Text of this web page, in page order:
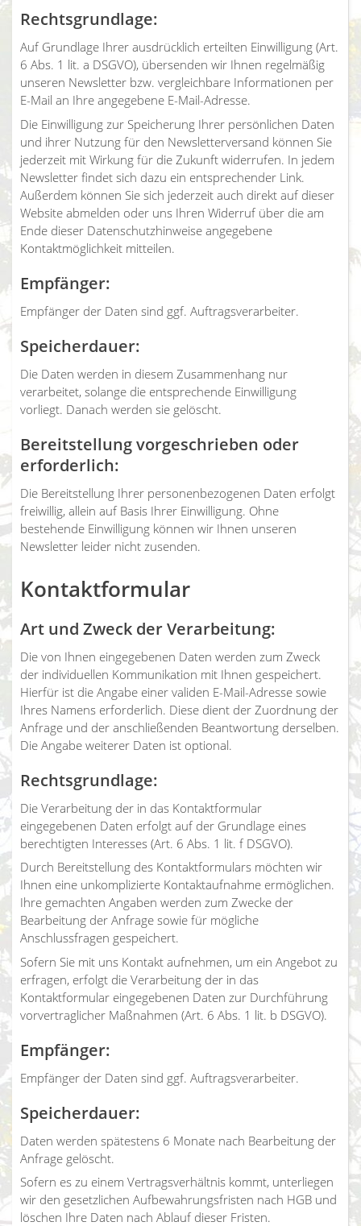
Rechtsgrundlage:
Auf Grundlage Ihrer ausdrücklich erteilten Einwilligung (Art.
6 Abs. 1 lit. a DSGVO), übersenden wir Ihnen regelmäßig
unseren Newsletter bzw. vergleichbare Informationen per
E-Mail an Ihre angegebene E-Mail-Adresse.
Die Einwilligung zur Speicherung Ihrer persönlichen Daten
und ihrer Nutzung für den Newsletterversand können Sie
jederzeit mit Wirkung für die Zukunft widerrufen. In jedem
Newsletter findet sich dazu ein entsprechender Link.
Außerdem können Sie sich jederzeit auch direkt auf dieser
Website abmelden oder uns Ihren Widerruf über die am
Ende dieser Datenschutzhinweise angegebene
Kontaktmöglichkeit mitteilen.
Empfänger:
Empfänger der Daten sind ggf. Auftragsverarbeiter.
Speicherdauer:
Die Daten werden in diesem Zusammenhang nur
verarbeitet, solange die entsprechende Einwilligung
vorliegt. Danach werden sie gelöscht.
Bereitstellung vorgeschrieben oder
erforderlich:
Die Bereitstellung Ihrer personenbezogenen Daten erfolgt
freiwillig, allein auf Basis Ihrer Einwilligung. Ohne
bestehende Einwilligung können wir Ihnen unseren
Newsletter leider nicht zusenden.
Kontaktformular
Art und Zweck der Verarbeitung:
Die von Ihnen eingegebenen Daten werden zum Zweck
der individuellen Kommunikation mit Ihnen gespeichert.
Hierfür ist die Angabe einer validen E-Mail-Adresse sowie
Ihres Namens erforderlich. Diese dient der Zuordnung der
Anfrage und der anschließenden Beantwortung derselben.
Die Angabe weiterer Daten ist optional.
Rechtsgrundlage:
Die Verarbeitung der in das Kontaktformular
eingegebenen Daten erfolgt auf der Grundlage eines
berechtigten Interesses (Art. 6 Abs. 1 lit. f DSGVO).
Durch Bereitstellung des Kontaktformulars möchten wir
Ihnen eine unkomplizierte Kontaktaufnahme ermöglichen.
Ihre gemachten Angaben werden zum Zwecke der
Bearbeitung der Anfrage sowie für mögliche
Anschlussfragen gespeichert.
Sofern Sie mit uns Kontakt aufnehmen, um ein Angebot zu
erfragen, erfolgt die Verarbeitung der in das
Kontaktformular eingegebenen Daten zur Durchführung
vorvertraglicher Maßnahmen (Art. 6 Abs. 1 lit. b DSGVO).
Empfänger:
Empfänger der Daten sind ggf. Auftragsverarbeiter.
Speicherdauer:
Daten werden spätestens 6 Monate nach Bearbeitung der
Anfrage gelöscht.
Sofern es zu einem Vertragsverhältnis kommt, unterliegen
wir den gesetzlichen Aufbewahrungsfristen nach HGB und
löschen Ihre Daten nach Ablauf dieser Fristen.